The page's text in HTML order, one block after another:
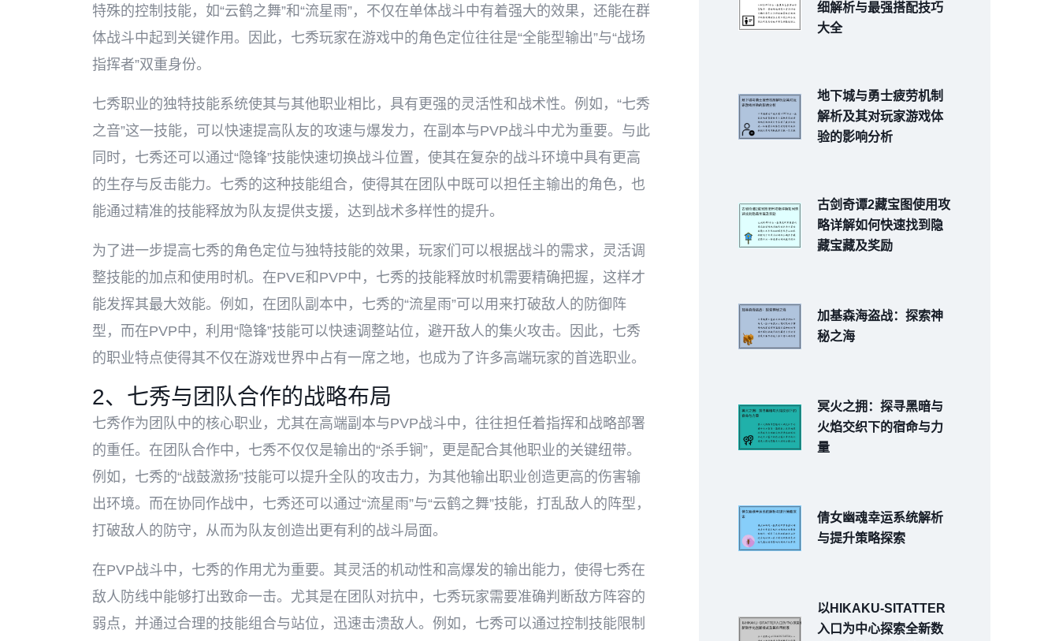
特殊的控制技能，如“云鹤之舞”和“流星雨”，不仅在单体战斗中有着强大的效果，还能在群
体战斗中起到关键作用。因此，七秀玩家在游戏中的角色定位往往是“全能型输出”与“战场
指挥者”双重身份。
七秀职业的独特技能系统使其与其他职业相比，具有更强的灵活性和战术性。例如，“七秀
之音”这一技能，可以快速提高队友的攻速与爆发力，在副本与PVP战斗中尤为重要。与此
同时，七秀还可以通过“隐锋”技能快速切换战斗位置，使其在复杂的战斗环境中具有更高
的生存与反击能力。七秀的这种技能组合，使得其在团队中既可以担任主输出的角色，也
能通过精准的技能释放为队友提供支援，达到战术多样性的提升。
为了进一步提高七秀的角色定位与独特技能的效果，玩家们可以根据战斗的需求，灵活调
整技能的加点和使用时机。在PVE和PVP中，七秀的技能释放时机需要精确把握，这样才
能发挥其最大效能。例如，在团队副本中，七秀的“流星雨”可以用来打破敌人的防御阵
型，而在PVP中，利用“隐锋”技能可以快速调整站位，避开敌人的集火攻击。因此，七秀
的职业特点使得其不仅在游戏世界中占有一席之地，也成为了许多高端玩家的首选职业。
2、七秀与团队合作的战略布局
七秀作为团队中的核心职业，尤其在高端副本与PVP战斗中，往往担任着指挥和战略部署
的重任。在团队合作中，七秀不仅仅是输出的“杀手锏”，更是配合其他职业的关键纽带。
例如，七秀的“战鼓激扬”技能可以提升全队的攻击力，为其他输出职业创造更高的伤害输
出环境。而在协同作战中，七秀还可以通过“流星雨”与“云鹤之舞”技能，打乱敌人的阵型，
打破敌人的防守，从而为队友创造出更有利的战斗局面。
在PVP战斗中，七秀的作用尤为重要。其灵活的机动性和高爆发的输出能力，使得七秀在
敌人防线中能够打出致命一击。尤其是在团队对抗中，七秀玩家需要准确判断敌方阵容的
弱点，并通过合理的技能组合与站位，迅速击溃敌人。例如，七秀可以通过控制技能限制
细解析与最强搭配技巧
大全
地下城与勇士疲劳机制
解析及其对玩家游戏体
验的影响分析
古剑奇谭2藏宝图使用攻
略详解如何快速找到隐
藏宝藏及奖励
加基森海盗战：探索神
秘之海
冥火之拥：探寻黑暗与
火焰交织下的宿命与力
量
倩女幽魂幸运系统解析
与提升策略探索
以HIKAKU-SITATTER
入口为中心探索全新数